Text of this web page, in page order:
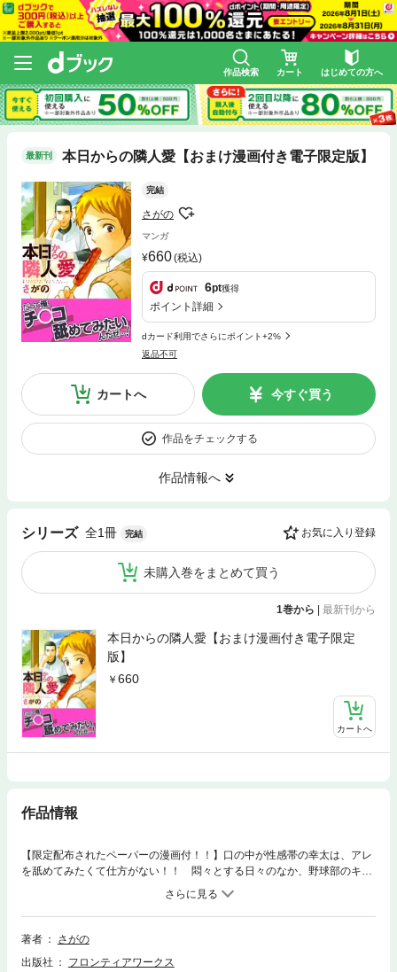
作品検索 カート はじめての方へ
最新刊 本日からの隣人愛【おまけ漫画付き電子限定版】
完結
さがの
マンガ
660(税込)
6pt獲得
ポイント詳細
dカード利用でさらにポイント+2%
返品不可
カートへ 今すぐ買う
作品をチェックする
作品情報へ
シリーズ 全1冊 完結 お気に入り登録
未購入巻をまとめて買う
1巻から 最新刊から
本日からの隣人愛【おまけ漫画付き電子限定
版】
660
カートへ
作品情報
【限定配布されたペーパーの漫画付！！】口の中が性感帯の幸太は、アレ
を舐めてみたくて仕方がない！！ 悶々とする日々のなか、野球部のキャ
プテンで女子にモテる幼なじみの清志のモノがデカいと聞き興味津々に。
しかし「舐めさせてくれ」なんて頼めるわけもなく、ついに我慢できず、
自分で自分のを舐めてみよう！ と試みるが、あと少しのところで、清志
に見られてしまい――！？ ほか、ちょっとマニアックで性春満載の短編
著者
さがの
出版社
フロンティアワークス